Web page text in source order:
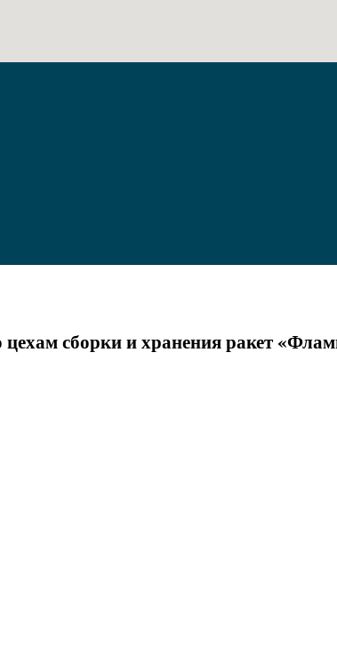
сборки и хранения ракет